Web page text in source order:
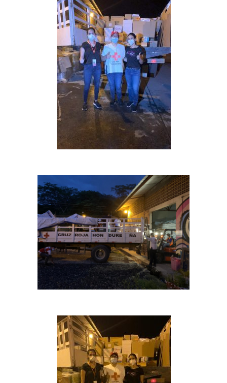
Inicio
Quienes Somos
Adopta un Abuelo
Ángeles de la
Centro de
Cepudito
Donaciones
La Mujer en el
Proyectos
Vaca Mecánica
Villas Pesqueras
Contacto
Noticias